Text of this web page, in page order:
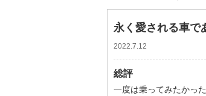
永く愛される車で
2022.7.12
総評
一度は乗ってみたかっ